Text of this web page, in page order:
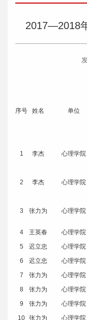
2017—2018
序号 姓名 单位
1 李杰 心理学院
2 李杰 心理学院
3 张力为 心理学院
4
王英春 心理学院
5
迟立忠 心理学院
6
迟立忠 心理学院
7
张力为 心理学院
8
张力为 心理学院
9
张力为 心理学院
10 张力为 心理学院